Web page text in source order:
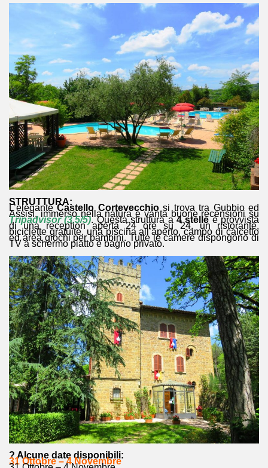
STRUTTURA:
L’eleganteCastello Cortevecchiosi trova tra Gubbio ed
Assisi, immerso nella natura e vanta buone recensioni su
Tripadvisor (3,5/5). Questa struttura a4 stelleè provvista
di una reception aperta 24 ore su 24, un ristorante,
biciclette gratuite, una piscina all’aperto, campo di calcetto
ed area giochi per bambini. Tutte le camere dispongono di
TV a schermo piatto e bagno privato.
? Alcune date disponibili:
31 Ottobre – 4 Novembre